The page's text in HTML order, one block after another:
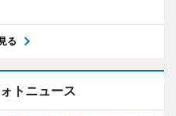
る
トニュース